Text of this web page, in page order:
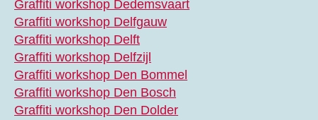
Graffiti workshop Dedemsvaart
Graffiti workshop Delfgauw
Graffiti workshop Delft
Graffiti workshop Delfzijl
Graffiti workshop Den Bommel
Graffiti workshop Den Bosch
Graffiti workshop Den Dolder